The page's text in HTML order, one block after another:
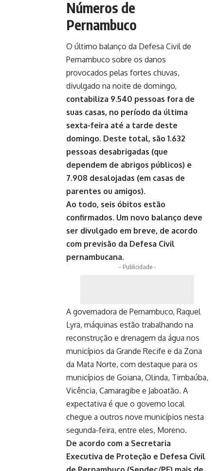
Números de
Pernambuco
O último balanço da Defesa Civil de
Pernambuco sobre os danos
provocados pelas fortes chuvas,
divulgado na noite de domingo,
contabiliza 9.540 pessoas fora de
suas casas, no período da última
sexta-feira até a tarde deste
domingo. Deste total, são 1.632
pessoas desabrigadas (que
dependem de abrigos públicos) e
7.908 desalojadas (em casas de
parentes ou amigos).
Ao todo, seis óbitos estão
confirmados. Um novo balanço deve
ser divulgado em breve, de acordo
com previsão da Defesa Civil
pernambucana.
- Publicidade -
A governadora de Pernambuco, Raquel
Lyra, máquinas estão trabalhando na
reconstrução e drenagem da água nos
municípios da Grande Recife e da Zona
da Mata Norte, com destaque para os
municípios de Goiana, Olinda, Timbaúba,
Vicência, Camaragibe e Jaboatão. A
expectativa é que o governo local
chegue a outros nove municípios nesta
segunda-feira, entre eles, Moreno.
De acordo com a Secretaria
Executiva de Proteção e Defesa Civil